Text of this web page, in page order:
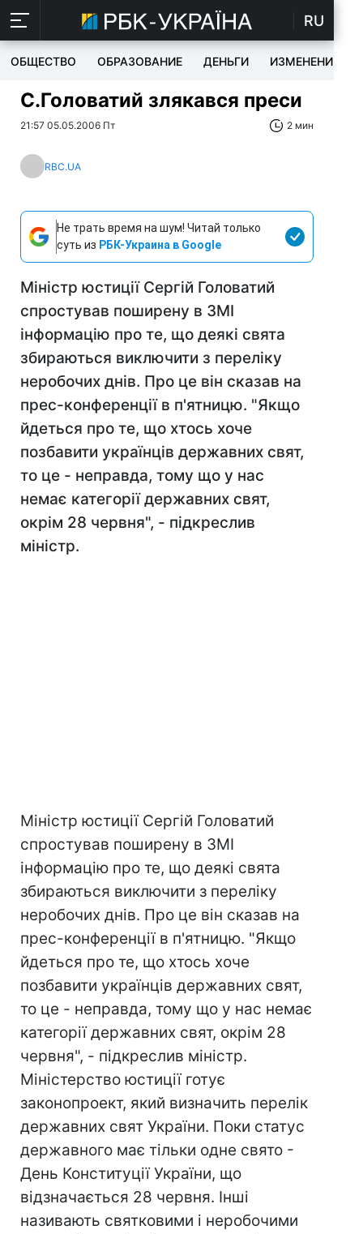
RU
ОБЩЕСТВО ОБРАЗОВАНИЕ ДЕНЬГИ ИЗМЕНЕНИЯ
С.Головатий злякався преси
21:57 05.05.2006 Пт 2 мин
RBC.UA
Не трать время на шум! Читай только
суть из РБК-Украина в Google
Міністр юстиції Сергій Головатий
спростував поширену в ЗМІ
інформацію про те, що деякі свята
збираються виключити з переліку
неробочих днів. Про це він сказав на
прес-конференції в п'ятницю. "Якщо
йдеться про те, що хтось хоче
позбавити українців державних свят,
то це - неправда, тому що у нас
немає категорії державних свят,
окрім 28 червня", - підкреслив
міністр.
Міністр юстиції Сергій Головатий
спростував поширену в ЗМІ
інформацію про те, що деякі свята
збираються виключити з переліку
неробочих днів. Про це він сказав на
прес-конференції в п'ятницю. "Якщо
йдеться про те, що хтось хоче
позбавити українців державних свят,
то це - неправда, тому що у нас немає
категорії державних свят, окрім 28
червня", - підкреслив міністр.
Міністерство юстиції готує
законопроект, який визначить перелік
державних свят України. Поки статус
державного має тільки одне свято -
День Конституції України, що
відзначається 28 червня. Інші
називають святковими і неробочими